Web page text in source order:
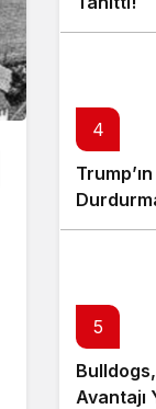
4
5
Bulldogs,
Avantajı